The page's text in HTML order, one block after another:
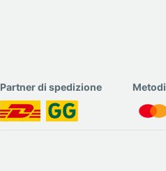
Partner di spedizione